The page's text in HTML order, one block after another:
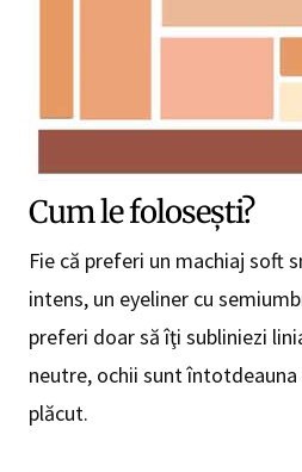
Cum le foloseşti?
Fie că preferi un machiaj soft
intens, un eyeliner cu
preferi doar să îţi subliniezi
neutre, ochii sunt
plăcut.